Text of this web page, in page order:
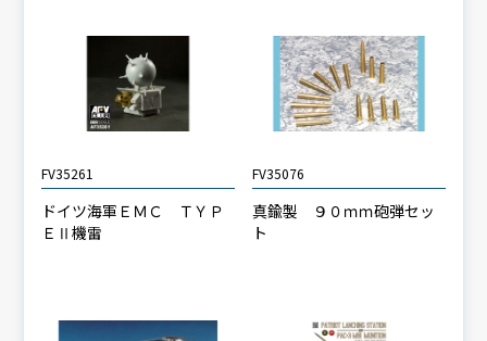
FV35261
ドイツ海軍ＥＭＣ ＴＹＰ
ＥⅡ機雷
FV35076
真鍮製 ９０ｍｍ砲弾セッ
ト